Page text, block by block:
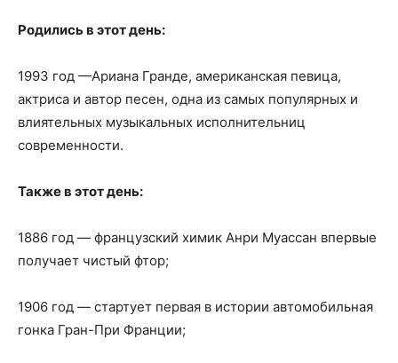
Родились в этот день:
1993 год —Ариана Гранде, американская певица,
актриса и автор песен, одна из самых популярных и
влиятельных музыкальных исполнительниц
современности.
Также в этот день:
1886 год — французский химик Анри Муассан впервые
получает чистый фтор;
1906 год — стартует первая в истории автомобильная
гонка Гран-При Франции;